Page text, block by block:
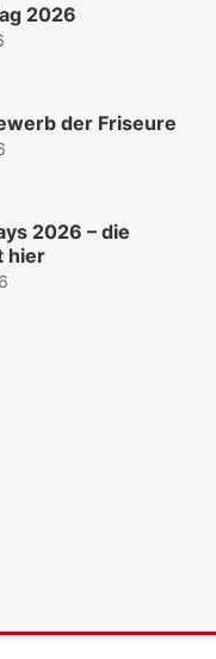
2026
der Friseure
2026 – die
hier